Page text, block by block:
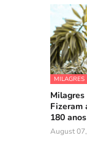
MILAGRES
Milagres
Fizeram
180
August